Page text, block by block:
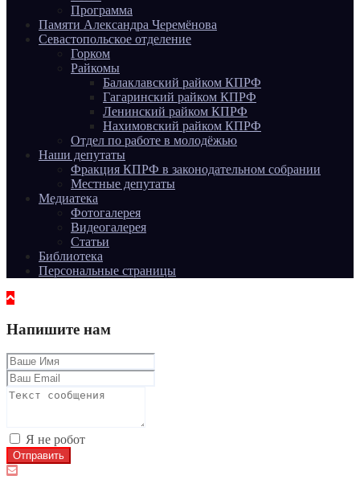
Программа
Памяти Александра Черемёнова
Севастопольское отделение
Горком
Райкомы
Балаклавский райком КПРФ
Гагаринский райком КПРФ
Ленинский райком КПРФ
Нахимовский райком КПРФ
Отдел по работе в молодёжью
Наши депутаты
Фракция КПРФ в законодательном собрании
Местные депутаты
Медиатека
Фотогалерея
Видеогалерея
Статьи
Библиотека
Персональные страницы
Напишите нам
Я не робот
Отправить